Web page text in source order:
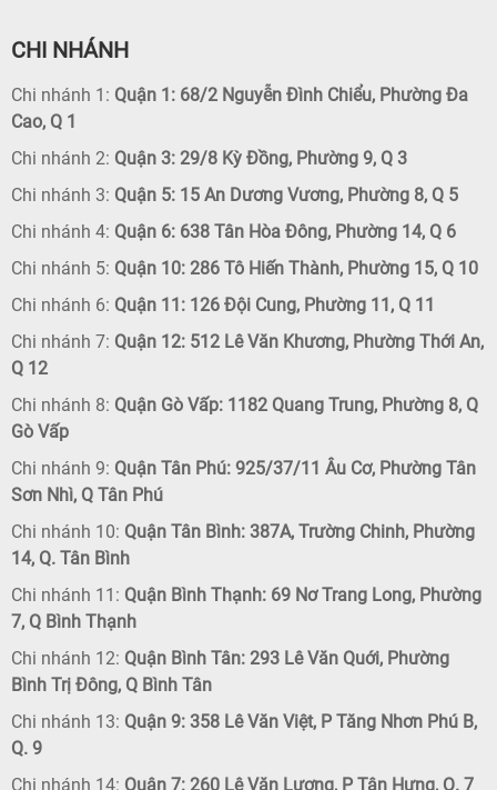
CHI NHÁNH
Chi nhánh 1: Quận 1: 68/2 Nguyễn Đình Chiểu, Phường Đa
Cao, Q 1
Chi nhánh 2: Quận 3: 29/8 Kỳ Đồng, Phường 9, Q 3
Chi nhánh 3: Quận 5: 15 An Dương Vương, Phường 8, Q 5
Chi nhánh 4: Quận 6: 638 Tân Hòa Đông, Phường 14, Q 6
Chi nhánh 5: Quận 10: 286 Tô Hiến Thành, Phường 15, Q 10
Chi nhánh 6: Quận 11: 126 Đội Cung, Phường 11, Q 11
Chi nhánh 7: Quận 12: 512 Lê Văn Khương, Phường Thới An,
Q 12
Chi nhánh 8: Quận Gò Vấp: 1182 Quang Trung, Phường 8, Q
Gò Vấp
Chi nhánh 9: Quận Tân Phú: 925/37/11 Âu Cơ, Phường Tân
Sơn Nhì, Q Tân Phú
Chi nhánh 10: Quận Tân Bình: 387A, Trường Chinh, Phường
14, Q. Tân Bình
Chi nhánh 11: Quận Bình Thạnh: 69 Nơ Trang Long, Phường
7, Q Bình Thạnh
Chi nhánh 12: Quận Bình Tân: 293 Lê Văn Quới, Phường
Bình Trị Đông, Q Bình Tân
Chi nhánh 13: Quận 9: 358 Lê Văn Việt, P Tăng Nhơn Phú B,
Q. 9
Chi nhánh 14: Quận 7: 260 Lê Văn Lương, P Tân Hưng, Q. 7